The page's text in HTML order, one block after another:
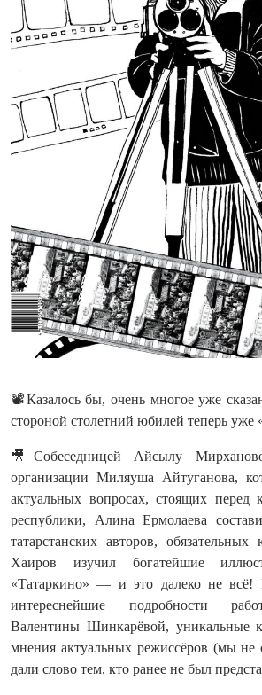
📽️Казалось бы, очень многое уже
стороной столетний юбилей теперь уже
🎥Собеседницей Айсылу
организации Миляуша Айтуганова,
актуальных вопросах, стоящих перед
республики, Алина Ермолаева
татарстанских авторов,
Хаиров изучил богатейшие
«Татаркино» — и это далеко не всё!
интереснейшие подробности
Валентины Шинкарёвой, уникальные
мнения актуальных режиссёров (мы не
дали слово тем, кто ранее не был